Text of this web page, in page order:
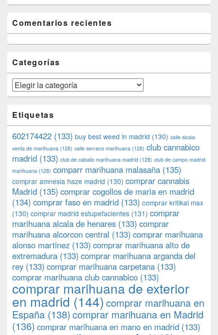
Comentarios recientes
Categorías
Categorías
Etiquetas
602174422 (133) buy best weed in madrid (130) calle alcala
venta de marihuana (128) calle serrano marihuana (128) club cannabico
madrid (133) club de caballo marihuana madrid (128) club de campo madrid
marihuana (128) comparr marihuana malasaña (135)
comprar amnesia haze madrid (130) comprar cannabis
Madrid (135) comprar cogollos de maria en madrid
(134) comprar faso en madrid (133) comprar kritikal max
(130) comprar madrid estupefacientes (131) comprar
marihuana alcala de henares (133) comprar
marihuana alcorcon central (133) comprar marihuana
alonso martinez (133) comprar marihuana alto de
extremadura (133) comprar marihuana arganda del
rey (133) comprar marihuana carpetana (133)
comprar marihuana club cannabico (133)
comprar marihuana de exterior
en madrid (144) comprar marihuana en
España (138) comprar marihuana en Madrid
(136) comprar marihuana en mano en madrid (133)